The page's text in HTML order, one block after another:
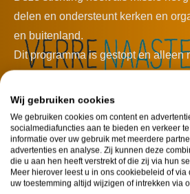
delen en ondersteunt kerken en
en buitenland.
Dit programma is gestopt en alleen
Wij gebruiken cookies
We gebruiken cookies om content en
socialmediafuncties aan te bieden en verkeer
informatie over uw gebruik met meerdere
advertenties en analyse. Zij kunnen deze
die u aan hen heeft verstrekt of die zij via hun
Meer hierover leest u in ons cookiebeleid of
uw toestemming altijd wijzigen of intrekken via